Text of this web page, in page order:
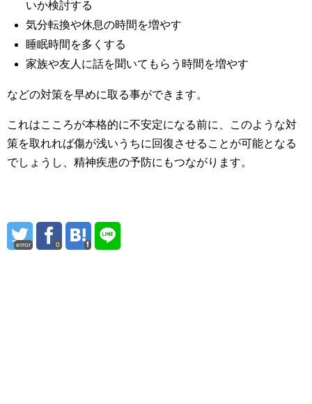
いか検討する
気分転換や休息の時間を増やす
睡眠時間を多くする
家族や友人に話を聞いてもらう時間を増やす
などの対策を早めに取る事ができます。
これはこころが本格的に不安定になる前に、このような対
策を取れれば傷が浅いうちに回復させることが可能となる
でしょうし、精神疾患の予防にもつながります。
error 0